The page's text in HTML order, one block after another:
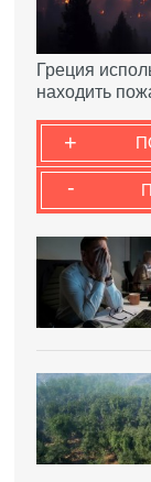
Греция
находить
+
-